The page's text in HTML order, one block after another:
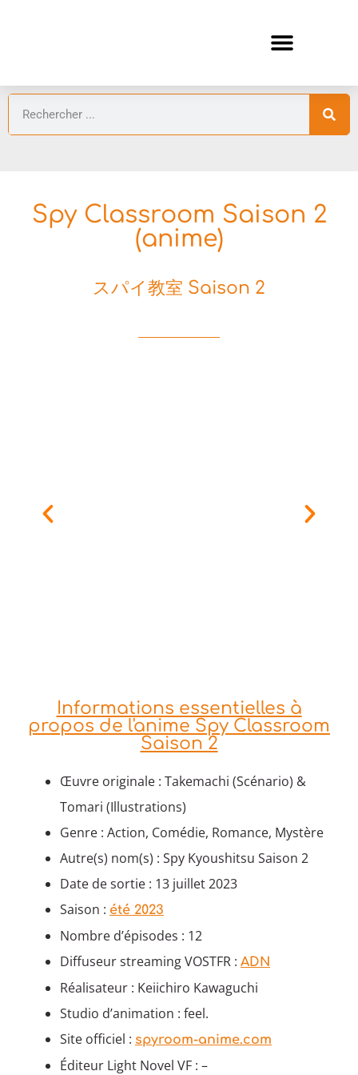
Spy Classroom Saison 2
(anime)
スパイ教室 Saison 2
Informations essentielles à
propos de l'anime Spy Classroom
Saison 2
Œuvre originale : Takemachi (Scénario) &
Tomari (Illustrations)
Genre : Action, Comédie, Romance, Mystère
Autre(s) nom(s) : Spy Kyoushitsu Saison 2
Date de sortie : 13 juillet 2023
Saison : été 2023
Nombre d’épisodes : 12
Diffuseur streaming VOSTFR : ADN
Réalisateur : Keiichiro Kawaguchi
Studio d’animation : feel.
Site officiel : spyroom-anime.com
Éditeur Light Novel VF : –